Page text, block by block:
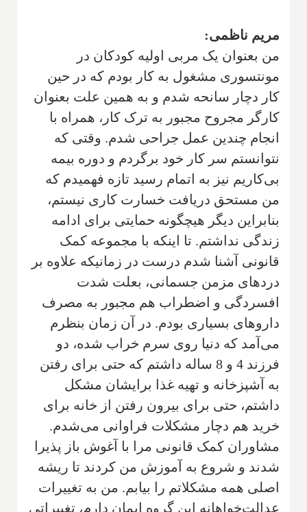
مریم ناظمی:
من بعنوان یک مربی اولیه کودکان در
مونتسوری مشغول به کار بودم که در حین
کار دچار سانحه شدم و به همین علت بعنوان
کارگر مجروح مجبور به ترک کار، همراه با
انجام چندین عمل جراحی شدم. وقتی که
نتوانستم سر کار خود برگردم و دوره بیمه
بی‌کاریم نیز به اتمام رسید تازه فهمیدم که
من مستحق دریافت خسارت کاری نیستم،
بنابراین دیگر هیچگونه حمایتی برای ادامه
زندگی نداشتم. تا اینکه با مجموعه کمک
قانونی آشنا شدم درست در زمانیکه علاوه بر
دردهای مزمن جسمانی، بعلت شدت
افسردگی و اضطراب هم مجبور به مصرف
داروهای بسیاری بودم. در آن زمان بنظرم
می‌آمد که دنیا روی سرم خراب شده، دو
فرزند 4 و 8 ساله داشتم که حتی برای رفتن
به آشپزخانه و تهیه غذا برایشان مشکل
داشتم، حتی برای بیرون رفتن از خانه برای
خرید هم دچار مشکلات فراوانی می‌شدم.
مشاوران کمک قانونی مرا با آغوش باز پذیرا
شدند و شروع به آموزش من کردند تا ریشه
اصلی همه مشکلاتم را بیابم. من به تغییرات
عدالت‌خواهانه این گروه ایمان دارم، تغییراتی